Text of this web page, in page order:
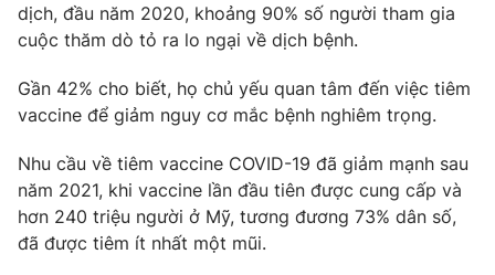
® Cấm sao chép dưới mọi hình thức nếu không có sự chấp
thông tin từ website này.
dịch, đầu năm 2020, khoảng 90% số người tham gia
cuộc thăm dò tỏ ra lo ngại về dịch bệnh.
Gần 42% cho biết, họ chủ yếu quan tâm đến việc tiêm
vaccine để giảm nguy cơ mắc bệnh nghiêm trọng.
Nhu cầu về tiêm vaccine COVID-19 đã giảm mạnh sau
năm 2021, khi vaccine lần đầu tiên được cung cấp và
hơn 240 triệu người ở Mỹ, tương đương 73% dân số,
đã được tiêm ít nhất một mũi.